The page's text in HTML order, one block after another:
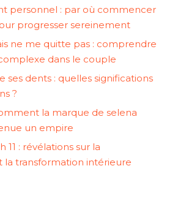
personnel : par où commencer
progresser sereinement
ne me quitte pas : comprendre
dans le couple
ses dents : quelles significations
?
la marque de selena
un empire
11 : révélations sur la
la transformation intérieure